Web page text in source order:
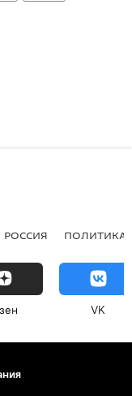
РОССИЯ ПОЛИТИКА
VK